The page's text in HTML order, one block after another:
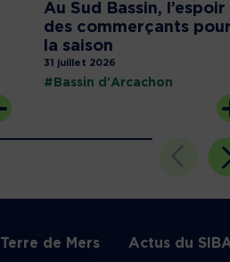
Au Sud Bassin, l’espoir
des commerçants
la saison
31 juillet 2026
#Bassin d'Arcachon
Terre de Mers Actus du